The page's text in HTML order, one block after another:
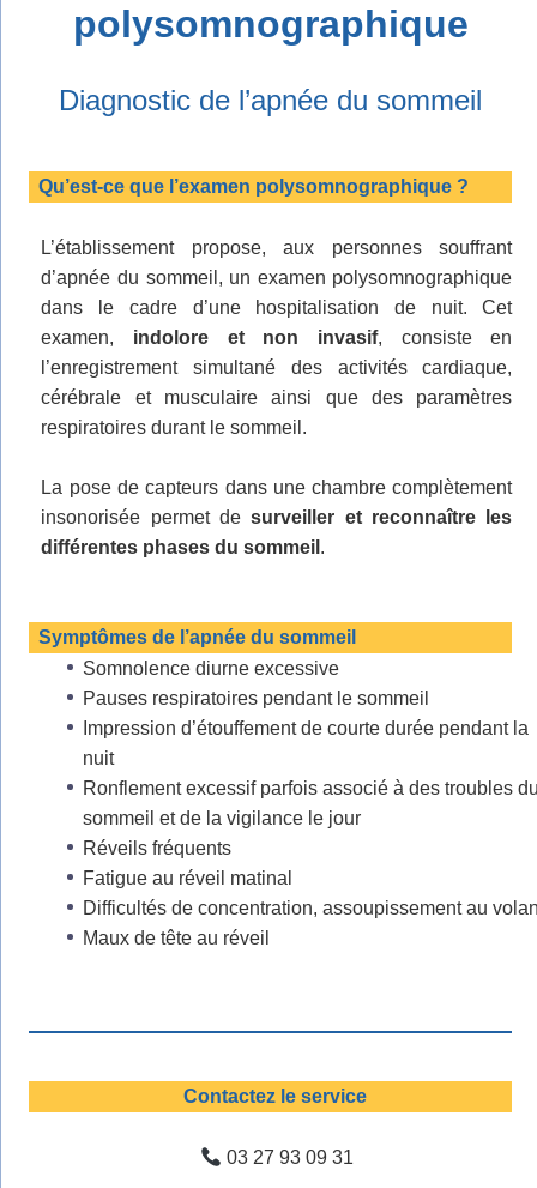
polysomnographique
Diagnostic de l’apnée du sommeil
Qu’est-ce que l’examen polysomnographique ?
L’établissement propose, aux personnes souffrant
d’apnée du sommeil, un examen polysomnographique
dans le cadre d’une hospitalisation de nuit. Cet
examen, indolore et non invasif, consiste en
l’enregistrement simultané des activités cardiaque,
cérébrale et musculaire ainsi que des paramètres
respiratoires durant le sommeil.
La pose de capteurs dans une chambre complètement
insonorisée permet desurveiller et reconnaître les
différentes phases du sommeil .
Symptômes de l’apnée du sommeil
Somnolence diurne excessive
Pauses respiratoires pendant le sommeil
Impression d’étouffement de courte durée pendant la
nuit
Ronflement excessif parfois associé à des troubles
sommeil et de la vigilance le jour
Réveils fréquents
Fatigue au réveil matinal
Difficultés de concentration, assoupissement au
Maux de tête au réveil
Contactez le service
03 27 93 09 31